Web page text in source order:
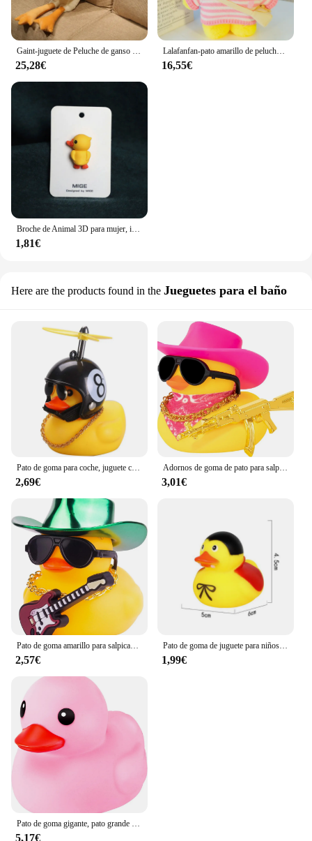
25,28€
Lalafanfan-pato amarillo de peluche suave, juguetes calmantes Kawaii, muñecas de animales, almohada para niñas y niños, regalos de cumpleaños, 30cm
16,55€
1,81€
Here are the products found in the Jueguetes para el baño
Pato de goma para coche, juguete con casco, decoraciones para salpicadero, adorno amarillo con collar de hélice
2,69€
Adornos de goma de pato para salpicadero de coche, accesorios de coche geniales, sombrero de vaquero, collar y gafas de sol
3,01€
Pato de goma amarillo para salpicadero de coche, decoración de pato con sombrero de vaquero, collar, gafas de sol, Mini instrumento Musical para salpicadero de coche
2,57€
Pato de goma de juguete para niños, Duckies para baño, regalos de cumpleaños, Baby Showers, aulas, actividades de playa y piscina de verano, surtido
1,99€
Pato de goma gigante, pato grande de goma, juguete de baño con sonido chirriante, regalo de recuerdo de fiesta de cumpleaños, Baby Shower de verano
5,17€